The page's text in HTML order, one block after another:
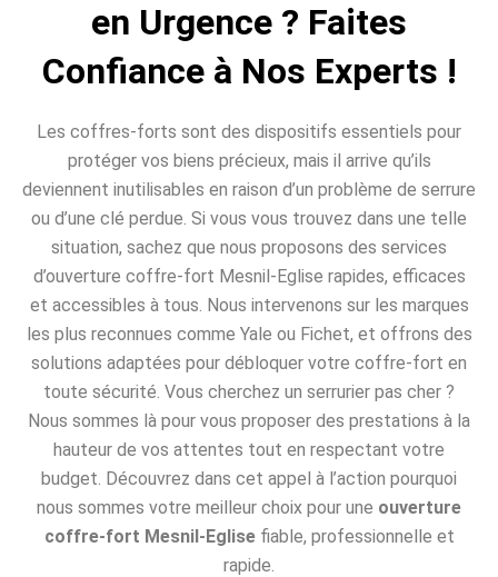
en Urgence ? Faites
Confiance à Nos Experts !
Les coffres-forts sont des dispositifs essentiels pour
protéger vos biens précieux, mais il arrive qu’ils
deviennent inutilisables en raison d’un problème de serrure
ou d’une clé perdue. Si vous vous trouvez dans une telle
situation, sachez que nous proposons des services
d’ouverture coffre-fort Mesnil-Eglise rapides, efficaces
et accessibles à tous. Nous intervenons sur les marques
les plus reconnues comme Yale ou Fichet, et offrons des
solutions adaptées pour débloquer votre coffre-fort en
toute sécurité. Vous cherchez un serrurier pas cher ?
Nous sommes là pour vous proposer des prestations à la
hauteur de vos attentes tout en respectant votre
budget. Découvrez dans cet appel à l’action pourquoi
nous sommes votre meilleur choix pour une ouverture
coffre-fort Mesnil-Eglisefiable, professionnelle et
rapide.